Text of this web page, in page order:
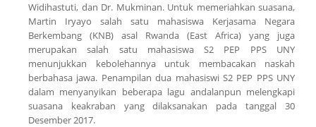
Widihastuti, dan Dr. Mukminan. Untuk memeriahkan suasana,
Martin Iryayo salah satu mahasiswa Kerjasama Negara
Berkembang (KNB) asal Rwanda (East Africa) yang juga
merupakan salah satu mahasiswa S2 PEP PPS UNY
menunjukkan kebolehannya untuk membacakan naskah
berbahasa jawa. Penampilan dua mahasiswi S2 PEP PPS UNY
dalam menyanyikan beberapa lagu andalanpun melengkapi
suasana keakraban yang dilaksanakan pada tanggal 30
Desember 2017.